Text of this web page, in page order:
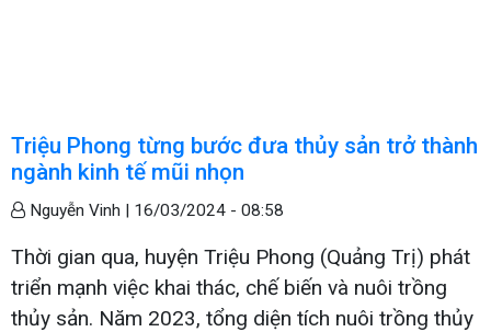
Triệu Phong từng bước đưa thủy sản trở thành
ngành kinh tế mũi nhọn
Nguyễn Vinh | 16/03/2024 - 08:58
Thời gian qua, huyện Triệu Phong (Quảng Trị) phát
triển mạnh việc khai thác, chế biến và nuôi trồng
thủy sản. Năm 2023, tổng diện tích nuôi trồng thủy